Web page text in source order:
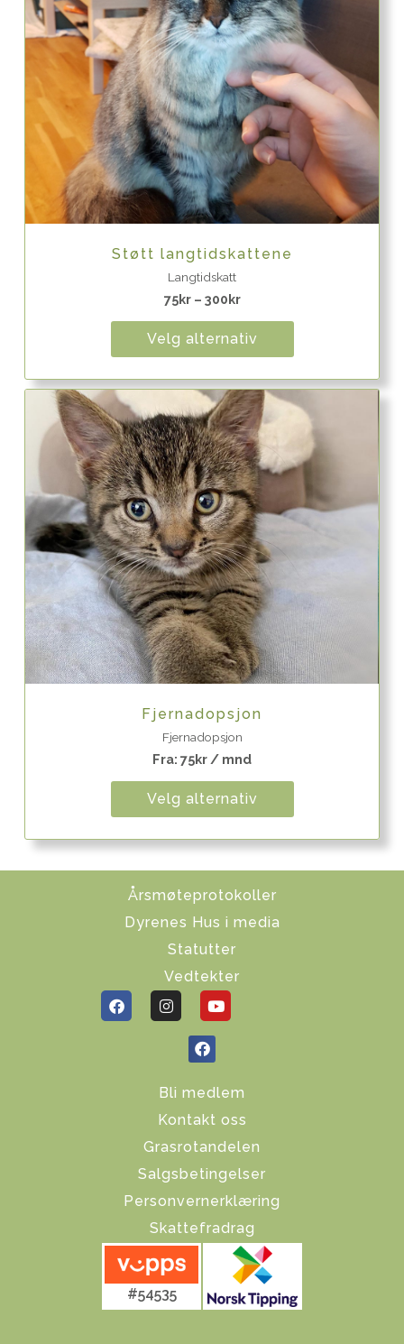
Støtt langtidskattene
Langtidskatt
75kr– 300kr
Velg alternativ
Fjernadopsjon
Fjernadopsjon
Fra: 75kr / mnd
Velg alternativ
Årsmøteprotokoller
Dyrenes Hus i media
Statutter
Vedtekter
Bli medlem
Kontakt oss
Grasrotandelen
Salgsbetingelser
Personvernerklæring
Skattefradrag
#54535